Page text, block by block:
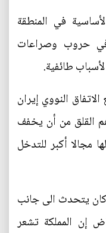
في المنطقة
في حروب وصراعات
طائفية.
النووي إيران
القلق من أن يخفف
مجالا أكبر للتدخل
يتحدث الى جانب
إن المملكة تشعر